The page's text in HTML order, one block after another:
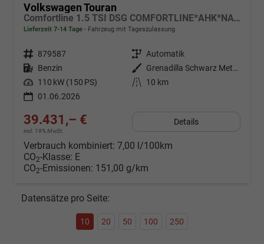
Volkswagen Touran
Comfortline 1.5 TSI DSG COMFORTLINE*AHK*NAVI*ACC*PDC*LED*SHZ*KAMERA*7-SITZER*17-ZOLL
Lieferzeit 7-14 Tage Fahrzeug mit Tageszulassung
Fahrzeugnr. 879587 Getriebe Automatik
Kraftstoff Benzin Außenfarbe
Grenadilla Schwarz Metallic
Leistung 110 kW (150 PS) Kilometerstand
10 km
01.06.2026
39.431,– €
incl. 19% MwSt.
Details
Verbrauch kombiniert: 7,00 l/100km
CO2-Klasse: E
CO2-Emissionen: 151,00 g/km
Datensätze pro Seite:
10 20 50 100 250